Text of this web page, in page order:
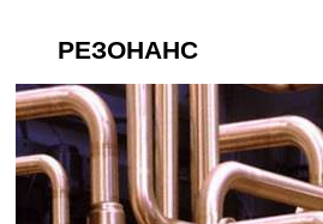
РЕЗОНАНС